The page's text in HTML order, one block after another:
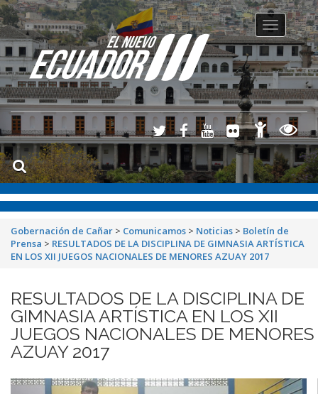
Toggle
navigation
Gobernación de Cañar > Comunicamos > Noticias > Boletín de
Prensa > RESULTADOS DE LA DISCIPLINA DE GIMNASIA ARTÍSTICA
EN LOS XII JUEGOS NACIONALES DE MENORES AZUAY 2017
RESULTADOS DE LA DISCIPLINA DE
GIMNASIA ARTÍSTICA EN LOS XII
JUEGOS NACIONALES DE MENORES
AZUAY 2017